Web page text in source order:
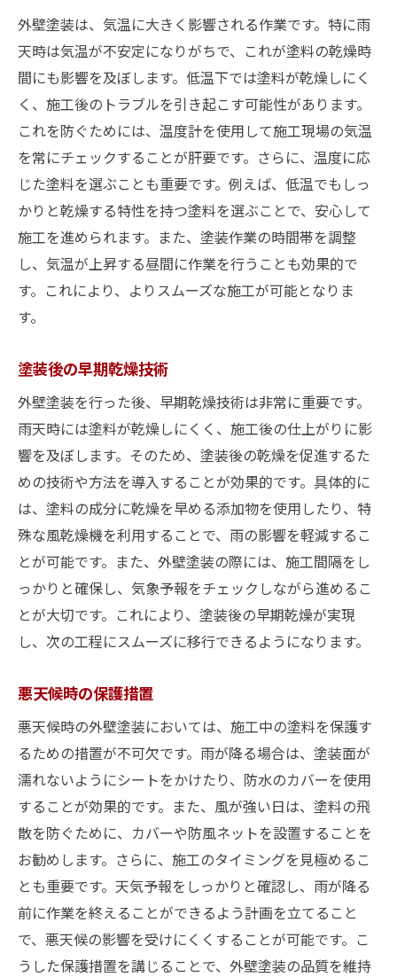
外壁塗装は、気温に大きく影響される作業です。特に雨
天時は気温が不安定になりがちで、これが塗料の乾燥時
間にも影響を及ぼします。低温下では塗料が乾燥しにく
く、施工後のトラブルを引き起こす可能性があります。
これを防ぐためには、温度計を使用して施工現場の気温
を常にチェックすることが肝要です。さらに、温度に応
じた塗料を選ぶことも重要です。例えば、低温でもしっ
かりと乾燥する特性を持つ塗料を選ぶことで、安心して
施工を進められます。また、塗装作業の時間帯を調整
し、気温が上昇する昼間に作業を行うことも効果的で
す。これにより、よりスムーズな施工が可能となりま
す。
塗装後の早期乾燥技術
外壁塗装を行った後、早期乾燥技術は非常に重要です。
雨天時には塗料が乾燥しにくく、施工後の仕上がりに影
響を及ぼします。そのため、塗装後の乾燥を促進するた
めの技術や方法を導入することが効果的です。具体的に
は、塗料の成分に乾燥を早める添加物を使用したり、特
殊な風乾燥機を利用することで、雨の影響を軽減するこ
とが可能です。また、外壁塗装の際には、施工間隔をし
っかりと確保し、気象予報をチェックしながら進めるこ
とが大切です。これにより、塗装後の早期乾燥が実現
し、次の工程にスムーズに移行できるようになります。
悪天候時の保護措置
悪天候時の外壁塗装においては、施工中の塗料を保護す
るための措置が不可欠です。雨が降る場合は、塗装面が
濡れないようにシートをかけたり、防水のカバーを使用
することが効果的です。また、風が強い日は、塗料の飛
散を防ぐために、カバーや防風ネットを設置することを
お勧めします。さらに、施工のタイミングを見極めるこ
とも重要です。天気予報をしっかりと確認し、雨が降る
前に作業を終えることができるよう計画を立てること
で、悪天候の影響を受けにくくすることが可能です。こ
うした保護措置を講じることで、外壁塗装の品質を維持